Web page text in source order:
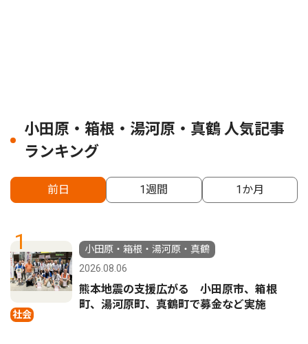
小田原・箱根・湯河原・真鶴 人気記事
ランキング
前日 1週間 1か月
1
社会
小田原・箱根・湯河原・真鶴
2026.08.06
熊本地震の支援広がる 小田原市、箱根
町、湯河原町、真鶴町で募金など実施